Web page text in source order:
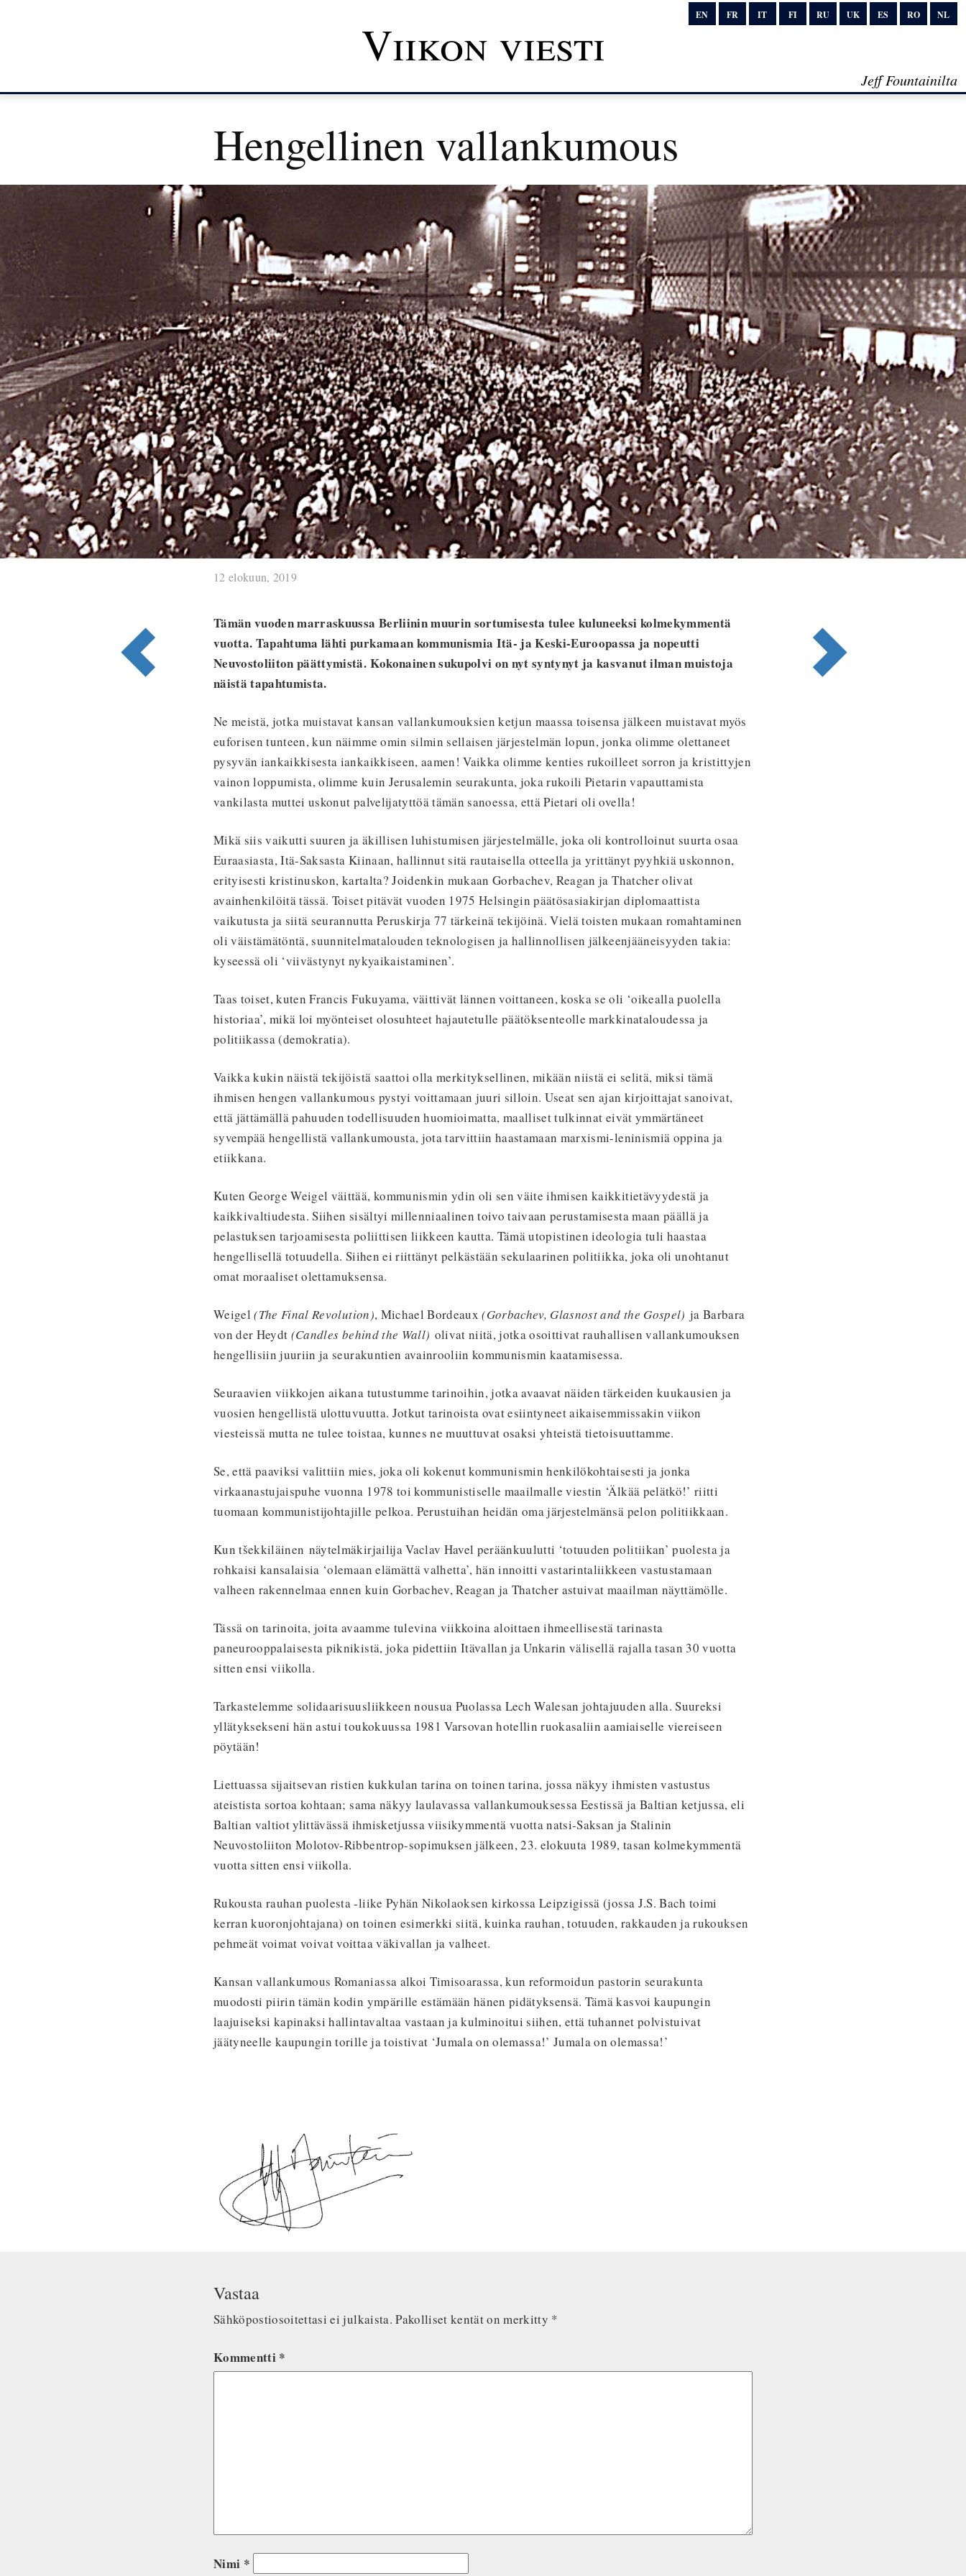
EN FR IT FI RU UK ES RO NL
Viikon viesti
Jeff Fountainilta
Hengellinen vallankumous
12 elokuun, 2019
Tämän vuoden marraskuussa Berliinin muurin sortumisesta tulee kuluneeksi kolmekymmentä
vuotta. Tapahtuma lähti purkamaan kommunismia Itä- ja Keski-Euroopassa ja nopeutti
Neuvostoliiton päättymistä. Kokonainen sukupolvi on nyt syntynyt ja kasvanut ilman muistoja
näistä tapahtumista.
Ne meistä, jotka muistavat kansan vallankumouksien ketjun maassa toisensa jälkeen muistavat myös
euforisen tunteen, kun näimme omin silmin sellaisen järjestelmän lopun, jonka olimme olettaneet
pysyvän iankaikkisesta iankaikkiseen, aamen! Vaikka olimme kenties rukoilleet sorron ja kristittyjen
vainon loppumista, olimme kuin Jerusalemin seurakunta, joka rukoili Pietarin vapauttamista
vankilasta muttei uskonut palvelijatyttöä tämän sanoessa, että Pietari oli ovella!
Mikä siis vaikutti suuren ja äkillisen luhistumisen järjestelmälle, joka oli kontrolloinut suurta osaa
Euraasiasta, Itä-Saksasta Kiinaan, hallinnut sitä rautaisella otteella ja yrittänyt pyyhkiä uskonnon,
erityisesti kristinuskon, kartalta? Joidenkin mukaan Gorbachev, Reagan ja Thatcher olivat
avainhenkilöitä tässä. Toiset pitävät vuoden 1975 Helsingin päätösasiakirjan diplomaattista
vaikutusta ja siitä seurannutta Peruskirja 77 tärkeinä tekijöinä. Vielä toisten mukaan romahtaminen
oli väistämätöntä, suunnitelmatalouden teknologisen ja hallinnollisen jälkeenjääneisyyden takia:
kyseessä oli ‘viivästynyt nykyaikaistaminen’.
Taas toiset, kuten Francis Fukuyama, väittivät lännen voittaneen, koska se oli ‘oikealla puolella
historiaa’, mikä loi myönteiset olosuhteet hajautetulle päätöksenteolle markkinataloudessa ja
politiikassa (demokratia).
Vaikka kukin näistä tekijöistä saattoi olla merkityksellinen, mikään niistä ei selitä, miksi tämä
ihmisen hengen vallankumous pystyi voittamaan juuri silloin. Useat sen ajan kirjoittajat sanoivat,
että jättämällä pahuuden todellisuuden huomioimatta, maalliset tulkinnat eivät ymmärtäneet
syvempää hengellistä vallankumousta, jota tarvittiin haastamaan marxismi-leninismiä oppina ja
etiikkana.
Kuten George Weigel väittää, kommunismin ydin oli sen väite ihmisen kaikkitietävyydestä ja
kaikkivaltiudesta. Siihen sisältyi millenniaalinen toivo taivaan perustamisesta maan päällä ja
pelastuksen tarjoamisesta poliittisen liikkeen kautta. Tämä utopistinen ideologia tuli haastaa
hengellisellä totuudella. Siihen ei riittänyt pelkästään sekulaarinen politiikka, joka oli unohtanut
omat moraaliset olettamuksensa.
Weigel(The Final Revolution), Michael Bordeaux(Gorbachev, Glasnost and the Gospel) ja Barbara
von der Heydt (Candles behind the Wall) olivat niitä, jotka osoittivat rauhallisen vallankumouksen
hengellisiin juuriin ja seurakuntien avainrooliin kommunismin kaatamisessa.
Seuraavien viikkojen aikana tutustumme tarinoihin, jotka avaavat näiden tärkeiden kuukausien ja
vuosien hengellistä ulottuvuutta. Jotkut tarinoista ovat esiintyneet aikaisemmissakin viikon
viesteissä mutta ne tulee toistaa, kunnes ne muuttuvat osaksi yhteistä tietoisuuttamme.
Se, että paaviksi valittiin mies, joka oli kokenut kommunismin henkilökohtaisesti ja jonka
virkaanastujaispuhe vuonna 1978 toi kommunistiselle maailmalle viestin ‘Älkää pelätkö!’ riitti
tuomaan kommunistijohtajille pelkoa. Perustuihan heidän oma järjestelmänsä pelon politiikkaan.
Kun tšekkiläinen näytelmäkirjailija Vaclav Havel peräänkuulutti ‘totuuden politiikan’ puolesta ja
rohkaisi kansalaisia ‘olemaan elämättä valhetta’, hän innoitti vastarintaliikkeen vastustamaan
valheen rakennelmaa ennen kuin Gorbachev, Reagan ja Thatcher astuivat maailman näyttämölle.
Tässä on tarinoita, joita avaamme tulevina viikkoina aloittaen ihmeellisestä tarinasta
paneurooppalaisesta piknikistä, joka pidettiin Itävallan ja Unkarin välisellä rajalla tasan 30 vuotta
sitten ensi viikolla.
Tarkastelemme solidaarisuusliikkeen nousua Puolassa Lech Walesan johtajuuden alla. Suureksi
yllätyksekseni hän astui toukokuussa 1981 Varsovan hotellin ruokasaliin aamiaiselle viereiseen
pöytään!
Liettuassa sijaitsevan ristien kukkulan tarina on toinen tarina, jossa näkyy ihmisten vastustus
ateistista sortoa kohtaan; sama näkyy laulavassa vallankumouksessa Eestissä ja Baltian ketjussa, eli
Baltian valtiot ylittävässä ihmisketjussa viisikymmentä vuotta natsi-Saksan ja Stalinin
Neuvostoliiton Molotov-Ribbentrop-sopimuksen jälkeen, 23. elokuuta 1989, tasan kolmekymmentä
vuotta sitten ensi viikolla.
Rukousta rauhan puolesta -liike Pyhän Nikolaoksen kirkossa Leipzigissä (jossa J.S. Bach toimi
kerran kuoronjohtajana) on toinen esimerkki siitä, kuinka rauhan, totuuden, rakkauden ja rukouksen
pehmeät voimat voivat voittaa väkivallan ja valheet.
Kansan vallankumous Romaniassa alkoi Timisoarassa, kun reformoidun pastorin seurakunta
muodosti piirin tämän kodin ympärille estämään hänen pidätyksensä. Tämä kasvoi kaupungin
laajuiseksi kapinaksi hallintavaltaa vastaan ja kulminoitui siihen, että tuhannet polvistuivat
jäätyneelle kaupungin torille ja toistivat ‘Jumala on olemassa!’ Jumala on olemassa!’
Vastaa
Sähköpostiosoitettasi ei julkaista. Pakolliset kentät on merkitty *
Kommentti *
Nimi *